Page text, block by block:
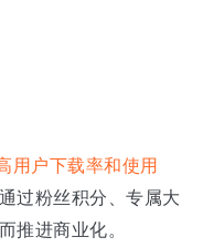
用户下载率和使用
过粉丝积分、专属大
推进商业化。